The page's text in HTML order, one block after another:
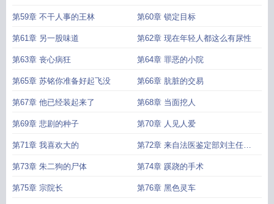
第59章 不干人事的王林 第60章 锁定目标
第61章 另一股味道 第62章 现在年轻人都这么有尿性
第63章 丧心病狂 第64章 罪恶的小院
第65章 苏铭你准备好起飞没 第66章 肮脏的交易
第67章 他已经装起来了 第68章 当面挖人
第69章 悲剧的种子 第70章 人见人爱
第71章 我喜欢大的 第72章 来自法医鉴定部刘主任的
求助
第73章 朱二狗的尸体 第74章 蹊跷的手术
第75章 宗院长 第76章 黑色灵车